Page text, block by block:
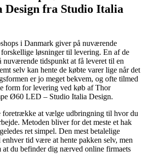
Design fra Studio Italia
i Danmark giver på nuværende
løsninger til levering. En af de
nuværende tidspunkt at få leveret til en
selv kan hente de købte varer lige når det
er jo meget bekvem, og ofte tilmed
form for levering ved køb af Thor
Ø60 LED – Studio Italia Design.
foretrække at vælge udbringning til hvor du
Metoden bliver for det meste et hak
ret simpel. Den mest betalelige
tid være at hente pakken selv, men
at du befinder dig nærved online firmaets